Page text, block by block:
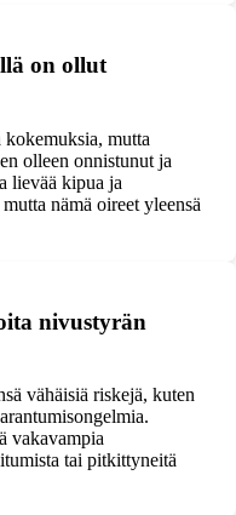
on ollut
mutta
olleen onnistunut ja
lievää kipua ja
nämä oireet yleensä
nivustyrän
vähäisiä riskejä, kuten
vakavampia
tai pitkittyneitä